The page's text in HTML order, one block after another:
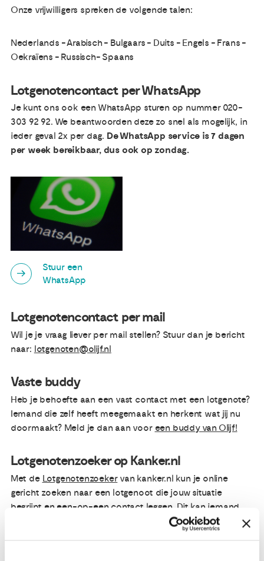
Onze vrijwilligers spreken de volgende talen:
Nederlands - Arabisch - Bulgaars - Duits - Engels - Frans -
Oekraïens - Russisch- Spaans
Lotgenotencontact per WhatsApp
Je kunt ons ook een WhatsApp sturen op nummer 020-
303 92 92. We beantwoorden deze zo snel als mogelijk, in
ieder geval 2x per dag. De WhatsApp service is 7 dagen
per week bereikbaar, dus ook op zondag.
Stuur een
WhatsApp
Lotgenotencontact per mail
Wil je je vraag liever per mail stellen? Stuur dan je bericht
naar: lotgenoten@olijf.nl
Vaste buddy
Heb je behoefte aan een vast contact met een lotgenote?
Iemand die zelf heeft meegemaakt en herkent wat jij nu
doormaakt? Meld je dan aan voor een buddy van Olijf!
Lotgenotenzoeker op Kanker.nl
Met de Lotgenotenzoekervan kanker.nl kun je online
gericht zoeken naar een lotgenoot die jouw situatie
begrijpt en een-op-een contact leggen. Dit kan iemand
zijn die dezelfde behandeling heeft ondergaan als jij, of die
tegen dezelfde problemen aanloopt. Ook kun je filteren